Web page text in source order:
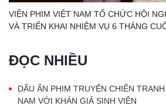
VIỆN PHIM VIỆT NAM TỔ CHỨC HỘI
VÀ TRIỂN KHAI NHIỆM VỤ 6 THÁNG
ĐỌC NHIỀU
DẤU ẤN PHIM TRUYỆN CHIẾN
NAM VỚI KHÁN GIẢ SINH VIÊN